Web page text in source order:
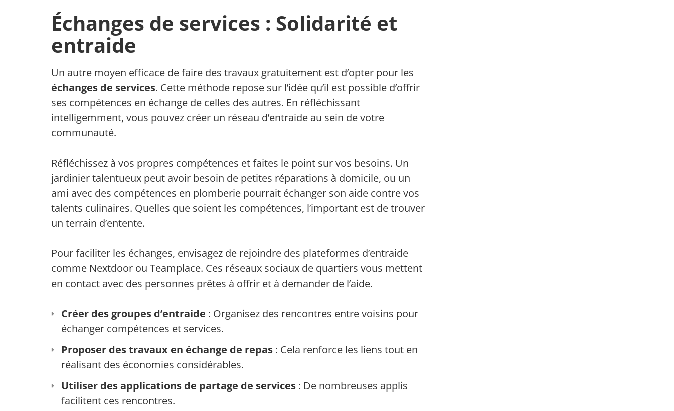
Échanges de services : Solidarité et
entraide
Un autre moyen efficace de faire des travaux gratuitement est d’opter pour les
échanges de services. Cette méthode repose sur l’idée qu’il est possible d’offrir
ses compétences en échange de celles des autres. En réfléchissant
intelligemment, vous pouvez créer un réseau d’entraide au sein de votre
communauté.
Réfléchissez à vos propres compétences et faites le point sur vos besoins. Un
jardinier talentueux peut avoir besoin de petites réparations à domicile, ou un
ami avec des compétences en plomberie pourrait échanger son aide contre vos
talents culinaires. Quelles que soient les compétences, l’important est de trouver
un terrain d’entente.
Pour faciliter les échanges, envisagez de rejoindre des plateformes d’entraide
comme Nextdoor ou Teamplace. Ces réseaux sociaux de quartiers vous mettent
en contact avec des personnes prêtes à offrir et à demander de l’aide.
Créer des groupes d’entraide : Organisez des rencontres entre voisins pour
échanger compétences et services.
Proposer des travaux en échange de repas : Cela renforce les liens tout en
réalisant des économies considérables.
Utiliser des applications de partage de services : De nombreuses applis
facilitent ces rencontres.